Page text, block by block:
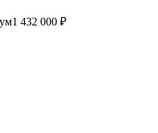
1 432 000 ₽